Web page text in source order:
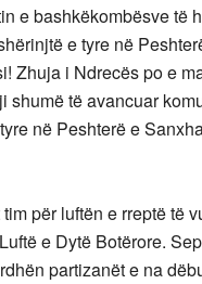
e bashkëkombësve të
e tyre në
Zhuja i Ndrecës po e
shumë të avancuar
në Peshterë e
për luftën e rreptë të
e Dytë Botërore.
partizanët e na